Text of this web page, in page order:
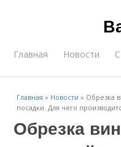
Главная Новости
Главная » Новости » Обрезка
посадки. Для чего
Обрезка